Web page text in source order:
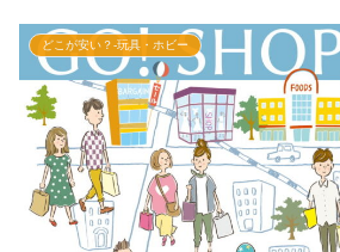
どこが安い？-玩具・ホビー